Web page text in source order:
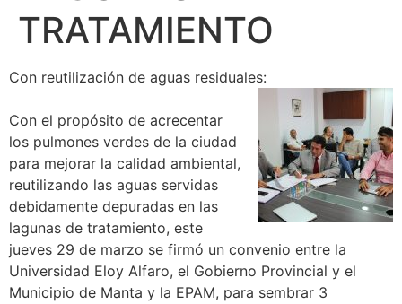
TRATAMIENTO
Con reutilización de aguas residuales:
Con el propósito de acrecentar
los pulmones verdes de la ciudad
para mejorar la calidad ambiental,
reutilizando las aguas servidas
debidamente depuradas en las
lagunas de tratamiento, este
jueves 29 de marzo se firmó un convenio entre la
Universidad Eloy Alfaro, el Gobierno Provincial y el
Municipio de Manta y la EPAM, para sembrar 3